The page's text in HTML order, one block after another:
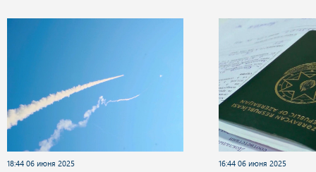
18:44 06 июня 2025 16:44 06 июня 2025